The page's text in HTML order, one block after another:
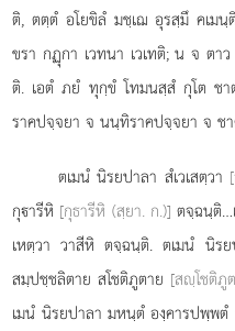
ติ, ตตฺตํ อโยขิลํ มชฺเฌ อุรสฺมึ คเม
ขรา กฏุกา เวทนา เวเทติ; น จ ต
ติ. เอตํ ภยํ ทุกฺขํ โทมนสฺสํ กุโต ช
ราคปจฺจยา จ นนฺทิราคปจฺจยา จ ช
ตเมนํนิรยปาลา สํเวเสตฺวา
กุารีหิ [กุธารีหิ (สฺยา. ก.)] ตจฺฉนฺติ
เหตฺวา วาสีหิ ตจฺฉนฺติ. ตเมนํ นิร
สมฺปชฺชลิตาย สโชติภูตาย [สฺโชติภู
เมนํ นิรยปาลา มหนฺตํ องฺคารปพฺพ